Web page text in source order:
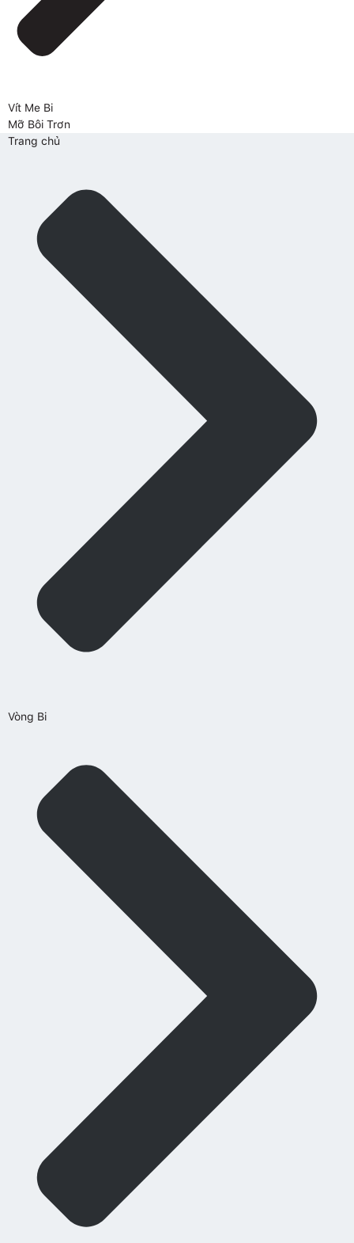
Vít Me Bi
Mỡ Bôi Trơn
Trang chủ
Vòng Bi